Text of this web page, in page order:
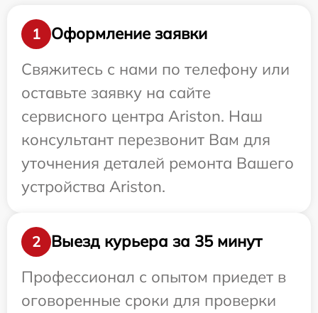
1
Оформление заявки
Свяжитесь с нами по телефону или
оставьте заявку на сайте
сервисного центра Ariston. Наш
консультант перезвонит Вам для
уточнения деталей ремонта Вашего
устройства Ariston.
2
Выезд курьера за 35 минут
Профессионал с опытом приедет в
оговоренные сроки для проверки